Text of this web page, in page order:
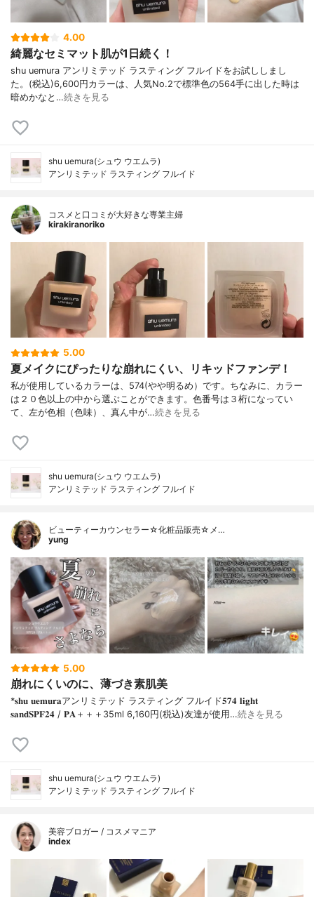
4.00
綺麗なセミマット肌が1日続く！
shu uemura アンリミテッド ラスティング フルイドをお試ししまし
た。(税込)6,600円カラーは、人気No.2で標準色の564手に出した時は
暗めかなと…続きを見る
shu uemura(シュウ ウエムラ)
アンリミテッド ラスティング フルイド
コスメと口コミが大好きな専業主婦
kirakiranoriko
5.00
夏メイクにぴったりな崩れにくい、リキッドファンデ！
私が使用しているカラーは、574(やや明るめ）です。ちなみに、カラー
は２０色以上の中から選ぶことができます。色番号は３桁になってい
て、左が色相（色味）、真ん中が…続きを見る
shu uemura(シュウ ウエムラ)
アンリミテッド ラスティング フルイド
ビューティーカウンセラー☆化粧品販売☆メ…
yung
5.00
崩れにくいのに、薄づき素肌美
*𝐬𝐡𝐮 𝐮𝐞𝐦𝐮𝐫𝐚アンリミテッド ラスティング フルイド𝟓𝟕𝟒 𝐥𝐢𝐠𝐡𝐭
𝐬𝐚𝐧𝐝𝐒𝐏𝐅𝟐𝟒 / 𝐏𝐀＋＋＋⁡35ml 6,160円(税込)⁡友達が使用…続きを見る
shu uemura(シュウ ウエムラ)
アンリミテッド ラスティング フルイド
美容ブロガー / コスメマニア
index